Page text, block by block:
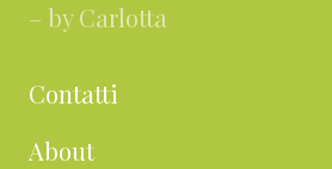
– by Carlotta
Contatti
About